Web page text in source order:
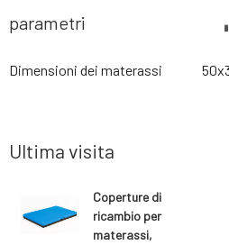
parametri
Dimensioni dei materassi
Ultima visita
Coperture di
ricambio per
materassi,